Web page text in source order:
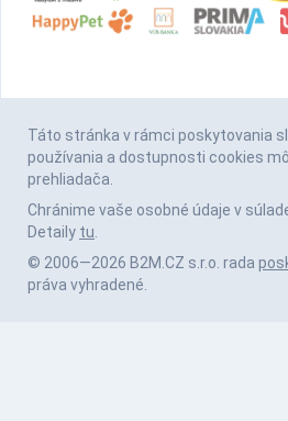
Táto stránka v rámci poskytovania
používania a dostupnosti cookies
prehliadača.
Chránime vaše osobné údaje v
Detaily tu.
© 2006—2026 B2M.CZ s.r.o. rada
práva vyhradené.